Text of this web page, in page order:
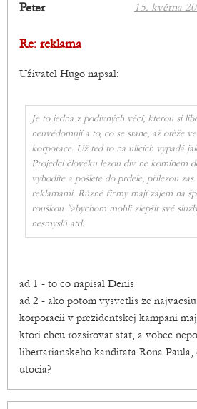
15. května
Peter
Re: reklama
Uživatel Hugo napsal:
Je to jedna z podivných věcí, kterou si
neuvědomují a to, co se stane, až otěže
korporace. Už ted to na ulicích vypadá
Projedci člověku lezou div ne komínem
vyhodíte a pošlete do prdele, přilezou
reklamami. Různé firmy mají zájem na
rouškou "abychom mohli zlepšit své
nesmyslů atd.
ad 1 - to co napisal Denis
ad 2 - ako potom vysvetlis ze
korporacii v prezidentskej kampani
ktori chcu rozsirovat stat, a vobec
libertarianskeho kanditata Rona
utocia?